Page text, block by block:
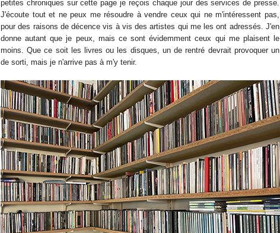
petites chroniques sur cette page je reçois chaque jour des services de presse.
J'écoute tout et ne peux me résoudre à vendre ceux qui ne m'intéressent pas,
pour des raisons de décence vis à vis des artistes qui me les ont adressés. J'en
donne autant que je peux, mais ce sont évidemment ceux qui me plaisent le
moins. Que ce soit les livres ou les disques, un de rentré devrait provoquer un
de sorti, mais je n'arrive pas à m'y tenir.